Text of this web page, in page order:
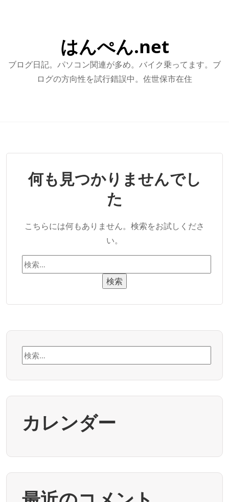
はんぺん.net
ブログ日記。パソコン関連が多め。バイク乗ってます。ブ
ログの方向性を試行錯誤中。佐世保市在住
何も見つかりませんでし
た
こちらには何もありません。検索をお試しくださ
い。
索:
検
索:
カレンダー